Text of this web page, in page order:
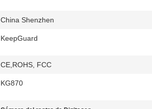
China Shenzhen
KeepGuard
CE,ROHS, FCC
KG870